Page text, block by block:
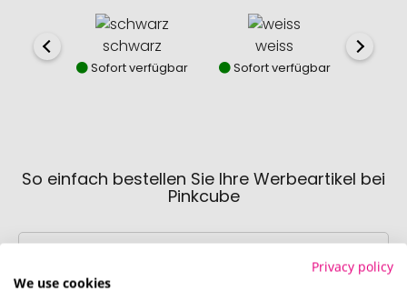
schwarz
Sofort verfügbar
weiss
Sofort verfügbar
So einfach bestellen Sie Ihre Werbeartikel bei
Pinkcube
Privacy policy
We use cookies